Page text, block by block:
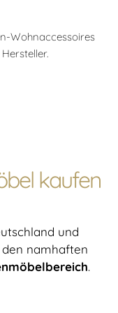
Wohnaccessoires
kaufen
und
namhaften
.